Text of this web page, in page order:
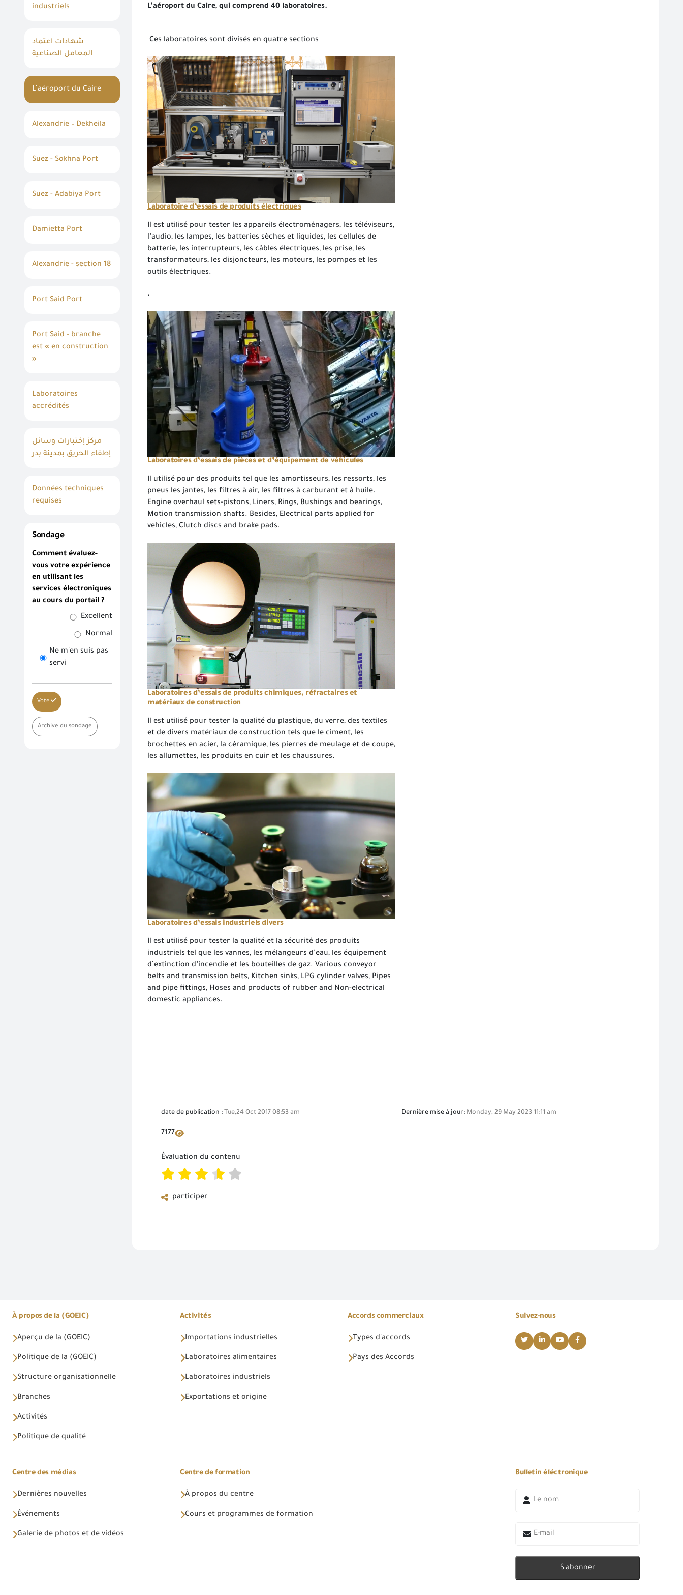
industriels
شهادات اعتماد
المعامل الصناعية
L’aéroport du Caire
Alexandrie – Dekheila
Suez - Sokhna Port
Suez - Adabiya Port
Damietta Port
Alexandrie - section 18
Port Said Port
Port Said - branche
est « en construction
»
Laboratoires
accrédités
مركز إختبارات وسائل
إطفاء الحريق بمدينة بدر
Données techniques
requises
Sondage
Comment évaluez-
vous votre expérience
en utilisant les
services électroniques
au cours du portail ?
Excellent
Normal
Ne m'en suis pas
servi
Vote
Archive du sondage
L’aéroport du Caire, qui comprend 40 laboratoires.
Ces laboratoires sont divisés en quatre sections
Laboratoire d’essais de produits électriques
Il est utilisé pour tester les appareils électroménagers, les téléviseurs,
l’audio, les lampes, les batteries sèches et liquides, les cellules de
batterie, les interrupteurs, les câbles électriques, les prise, les
transformateurs, les disjoncteurs, les moteurs, les pompes et les
outils électriques.
.
Laboratoires d’essais de pièces et d’équipement de véhicules
Il utilisé pour des produits tel que les amortisseurs, les ressorts, les
pneus les jantes, les filtres à air, les filtres à carburant et à huile.
Engine overhaul sets-pistons, Liners, Rings, Bushings and bearings,
Motion transmission shafts. Besides, Electrical parts applied for
vehicles, Clutch discs and brake pads.
Laboratoires d’essais de produits chimiques, réfractaires et
matériaux de construction
Il est utilisé pour tester la qualité du plastique, du verre, des textiles
et de divers matériaux de construction tels que le ciment, les
brochettes en acier, la céramique, les pierres de meulage et de coupe,
les allumettes, les produits en cuir et les chaussures.
Laboratoires d’essais industriels divers
Il est utilisé pour tester la qualité et la sécurité des produits
industriels tel que les vannes, les mélangeurs d’eau, les équipement
d’extinction d’incendie et les bouteilles de gaz. Various conveyor
belts and transmission belts, Kitchen sinks, LPG cylinder valves, Pipes
and pipe fittings, Hoses and products of rubber and Non-electrical
domestic appliances.
date de publication : Tue,24 Oct 2017 08:53 am Dernière mise à jour: Monday, 29 May 2023 11:11 am
7177
Évaluation du contenu
participer
À propos de la (GOEIC)
Aperçu de la (GOEIC)
Politique de la (GOEIC)
Structure organisationnelle
Branches
Activités
Politique de qualité
Activités
Importations industrielles
Laboratoires alimentaires
Laboratoires industriels
Exportations et origine
Accords commerciaux
Types d'accords
Pays des Accords
Suivez-nous
Centre des médias
Dernières nouvelles
Événements
Galerie de photos et de vidéos
Centre de formation
À propos du centre
Cours et programmes de formation
Bulletin éléctronique
S'abonner